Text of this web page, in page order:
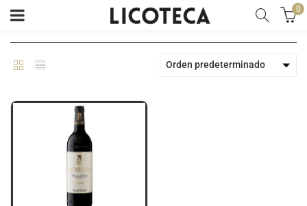
0
Orden predeterminado